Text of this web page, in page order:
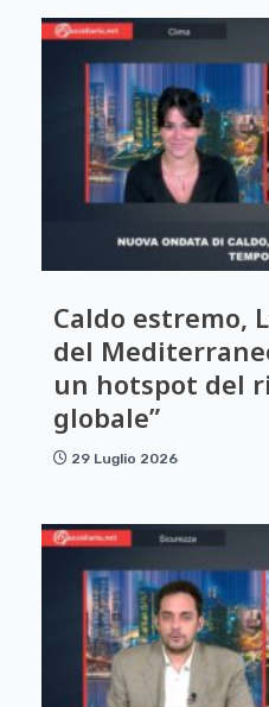
Caldo estremo,
del
un hotspot del
globale”
29 Luglio 2026